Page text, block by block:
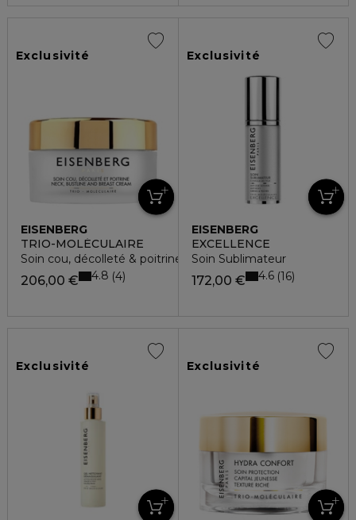
Exclusivité
EISENBERG
TRIO-MOLÉCULAIRE
Soin cou, décolleté & poitrine
206,00 € 4.8 4
Exclusivité
EISENBERG
EXCELLENCE
Soin Sublimateur
172,00 € 4.6 16
Exclusivité Exclusivité